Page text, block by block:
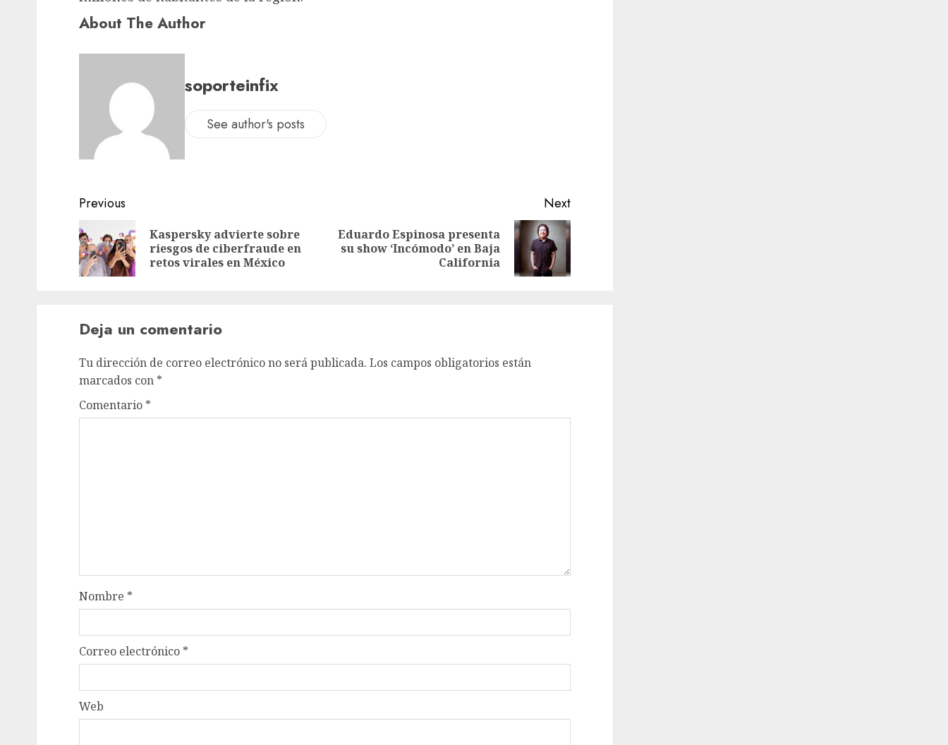
About The Author
soporteinfix
See author's posts
Previous
Kaspersky advierte sobre
riesgos de ciberfraude en
retos virales en México
Next
Eduardo Espinosa presenta
su show ‘Incómodo’ en Baja
California
Deja un comentario
Tu dirección de correo electrónico no será publicada. Los campos obligatorios están
marcados con *
Comentario *
Nombre *
Correo electrónico *
Web